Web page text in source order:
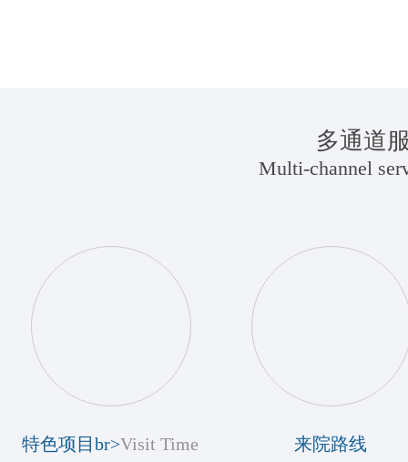
多通道
Multi-channel
特色项目br>Visit Time
来院路线